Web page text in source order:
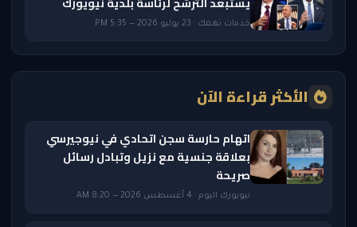
خدمات تهمك · 23 يوليو 2026 — 5:35 PM
الأكثر قراءة الآن
اتهام حارسة سجن اتحادي في نيوجيرسي
بعلاقة جنسية مع نزيل وتبادل رسائل
صريحة
نيويورك اليوم · 4 أغسطس 2026 — 8:20 AM